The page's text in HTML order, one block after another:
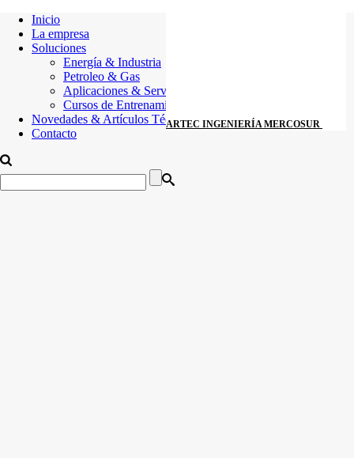
ARTEC INGENIERÍA MERCOSUR
Inicio
La empresa
Soluciones
Energía & Industria
Petroleo & Gas
Aplicaciones & Servicios
Cursos de Entrenamiento
Novedades & Artículos Técnicos
Contacto